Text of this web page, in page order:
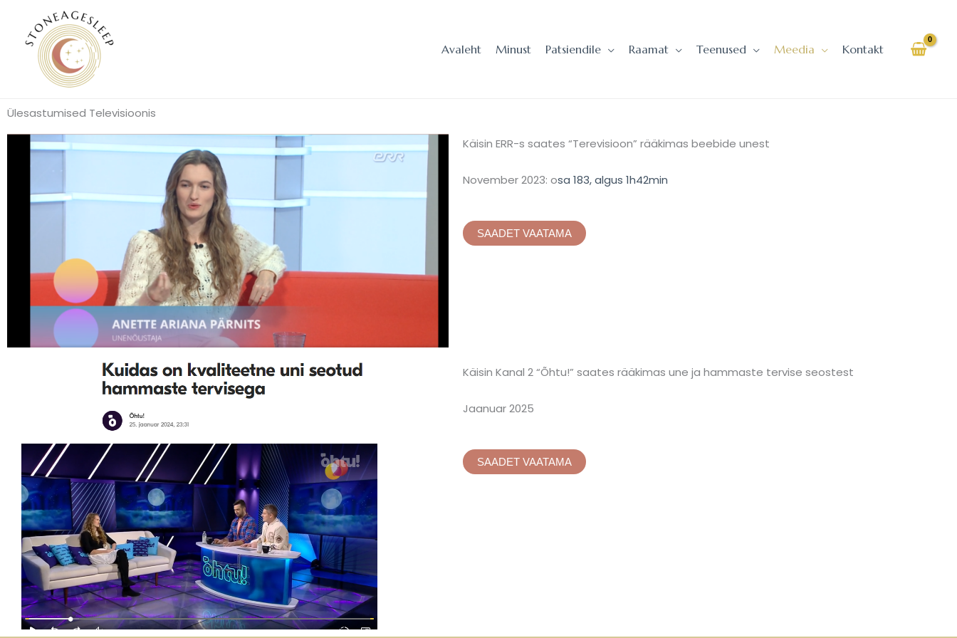
content
Avaleht Minust Patsiendile Raamat Teenused Meedia Kontakt
Ülesastumised Televisioonis
Käisin ERR-s saates “Terevisioon” rääkimas beebide unest
November 2023: osa 183, algus 1h42min
SAADET VAATAMA
Käisin Kanal 2 “Õhtu!” saates rääkimas une ja hammaste tervise seostest
Jaanuar 2025
SAADET VAATAMA